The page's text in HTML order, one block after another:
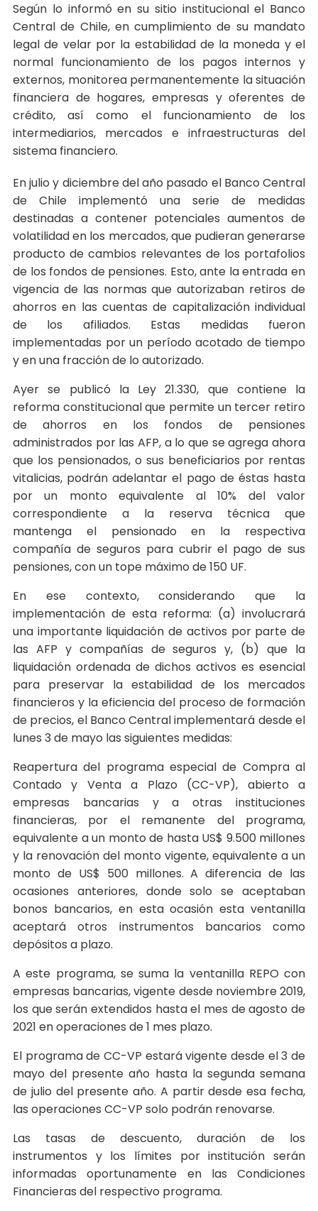
Según lo informó en su sitio institucional el Banco
Central de Chile, en cumplimiento de su mandato
legal de velar por la estabilidad de la moneda y el
normal funcionamiento de los pagos internos y
externos, monitorea permanentemente la situación
financiera de hogares, empresas y oferentes de
crédito, así como el funcionamiento de los
intermediarios, mercados e infraestructuras del
sistema financiero.
En julio y diciembre del año pasado el Banco Central
de Chile implementó una serie de medidas
destinadas a contener potenciales aumentos de
volatilidad en los mercados, que pudieran generarse
producto de cambios relevantes de los portafolios
de los fondos de pensiones. Esto, ante la entrada en
vigencia de las normas que autorizaban retiros de
ahorros en las cuentas de capitalización individual
de los afiliados. Estas medidas fueron
implementadas por un período acotado de tiempo
y en una fracción de lo autorizado.
Ayer se publicó la Ley 21.330, que contiene la
reforma constitucional que permite un tercer retiro
de ahorros en los fondos de pensiones
administrados por las AFP, a lo que se agrega ahora
que los pensionados, o sus beneficiarios por rentas
vitalicias, podrán adelantar el pago de éstas hasta
por un monto equivalente al 10% del valor
correspondiente a la reserva técnica que
mantenga el pensionado en la respectiva
compañía de seguros para cubrir el pago de sus
pensiones, con un tope máximo de 150 UF.
En ese contexto, considerando que la
implementación de esta reforma: (a) involucrará
una importante liquidación de activos por parte de
las AFP y compañías de seguros y, (b) que la
liquidación ordenada de dichos activos es esencial
para preservar la estabilidad de los mercados
financieros y la eficiencia del proceso de formación
de precios, el Banco Central implementará desde el
lunes 3 de mayo las siguientes medidas:
Reapertura del programa especial de Compra al
Contado y Venta a Plazo (CC-VP), abierto a
empresas bancarias y a otras instituciones
financieras, por el remanente del programa,
equivalente a un monto de hasta US$ 9.500 millones
y la renovación del monto vigente, equivalente a un
monto de US$ 500 millones. A diferencia de las
ocasiones anteriores, donde solo se aceptaban
bonos bancarios, en esta ocasión esta ventanilla
aceptará otros instrumentos bancarios como
depósitos a plazo.
A este programa, se suma la ventanilla REPO con
empresas bancarias, vigente desde noviembre 2019,
los que serán extendidos hasta el mes de agosto de
2021 en operaciones de 1 mes plazo.
El programa de CC-VP estará vigente desde el 3 de
mayo del presente año hasta la segunda semana
de julio del presente año. A partir desde esa fecha,
las operaciones CC-VP solo podrán renovarse.
Las tasas de descuento, duración de los
instrumentos y los límites por institución serán
informadas oportunamente en las Condiciones
Financieras del respectivo programa.